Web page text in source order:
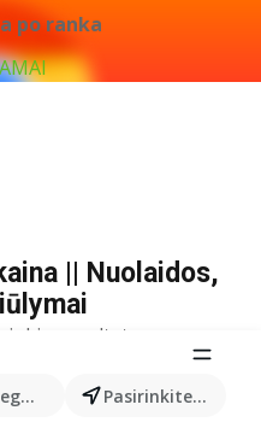
po ranka
produktų... Pasirinkite miestą
|| Nuolaidos,
rezultatų
– kur